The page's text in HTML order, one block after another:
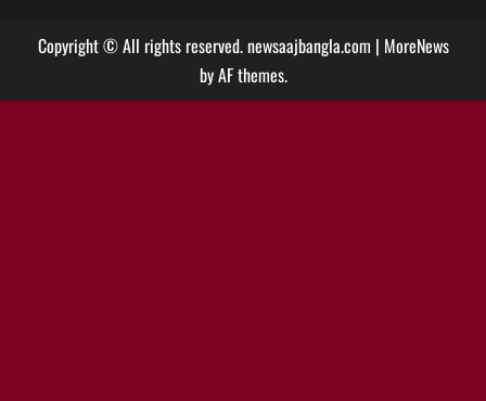
Copyright © All rights reserved. newsaajbangla.com | MoreNews
by AF themes.